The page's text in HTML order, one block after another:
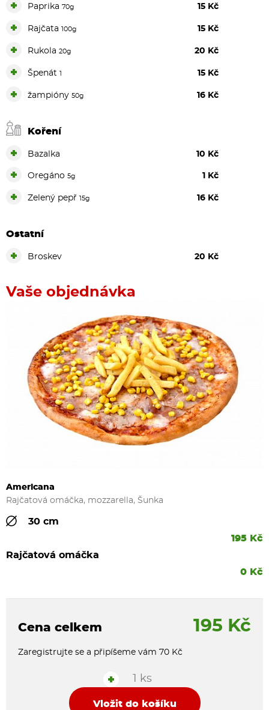
Paprika 70g 15 Kč
Rajčata 100g 15 Kč
Rukola 20g 20 Kč
Špenát 1 15 Kč
žampióny 50g 16 Kč
Koření
Bazalka 10 Kč
Oregáno 5g 1 Kč
Zelený pepř 15g 16 Kč
Ostatní
Broskev 20 Kč
Vaše objednávka
Americana
Rajčatová omáčka, mozzarella, Šunka
30 cm
195 Kč
Rajčatová omáčka
0 Kč
Cena celkem 195 Kč
Zaregistrujte se a připíšeme vám 70 Kč
+ 1 ks
Vložit do košíku